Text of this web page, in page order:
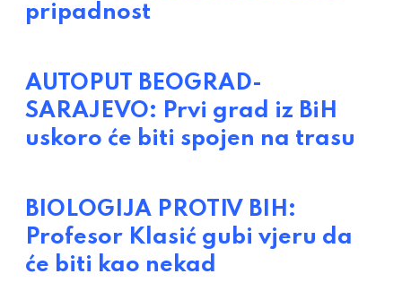
pripadnost
AUTOPUT BEOGRAD-
SARAJEVO: Prvi grad iz BiH
uskoro će biti spojen na trasu
BIOLOGIJA PROTIV BIH:
Profesor Klasić gubi vjeru da
će biti kao nekad